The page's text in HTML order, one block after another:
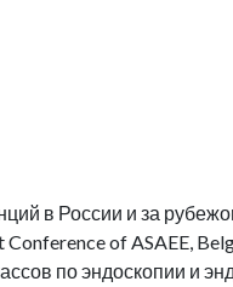
в России и за
of ASAEE,
по эндоскопии и